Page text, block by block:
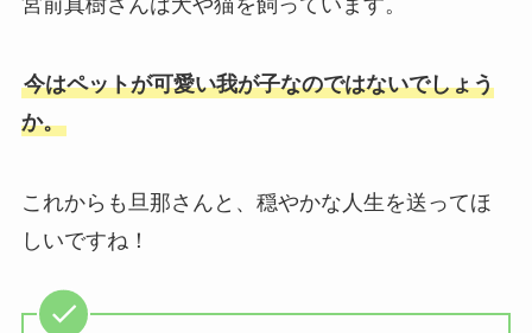
今はペットが可愛い我が子なのではないでしょう
か。
これからも旦那さんと、穏やかな人生を送ってほ
しいですね！